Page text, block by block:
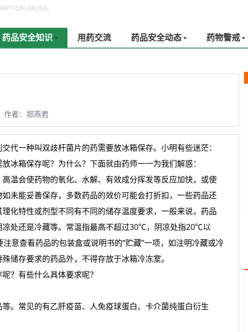
DRUGS.
药品安全知识 用药交流 药品安全动态 药物警戒
作者：郑燕君
代一种叫双歧杆菌片的药需要放冰箱保存。小明有些迷茫：
冰箱保存呢？为什么？下面就由药师一一为我们解惑：
温会使药物的氧化、水解、有效成分挥发等反应加快，或使
未能妥善保存，多数药品的效价可能会打折扣，一些药品还
化特性或剂型不同有不同的储存温度要求，一般来说，药品
处还是冷藏等。常温指最高不超过30℃，阴凉处指20℃以
查看药品的包装盒或说明书的“贮藏”一项，如注明冷藏或冷
储存要求的药品外，不得存放于冰箱冷冻室。
？有些什么具体要求呢？
。常见的有乙肝疫苗、人免疫球蛋白、卡介菌纯蛋白衍生